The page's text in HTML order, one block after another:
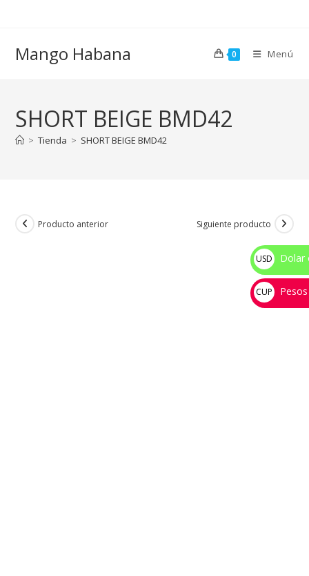
Mango Habana 0 Menú
SHORT BEIGE BMD42
> Tienda > SHORT BEIGE BMD42
Producto anterior Siguiente producto
USD
$
Dolar
CUP
💰
Pesos